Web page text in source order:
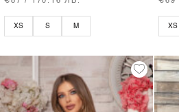
XS S M XS